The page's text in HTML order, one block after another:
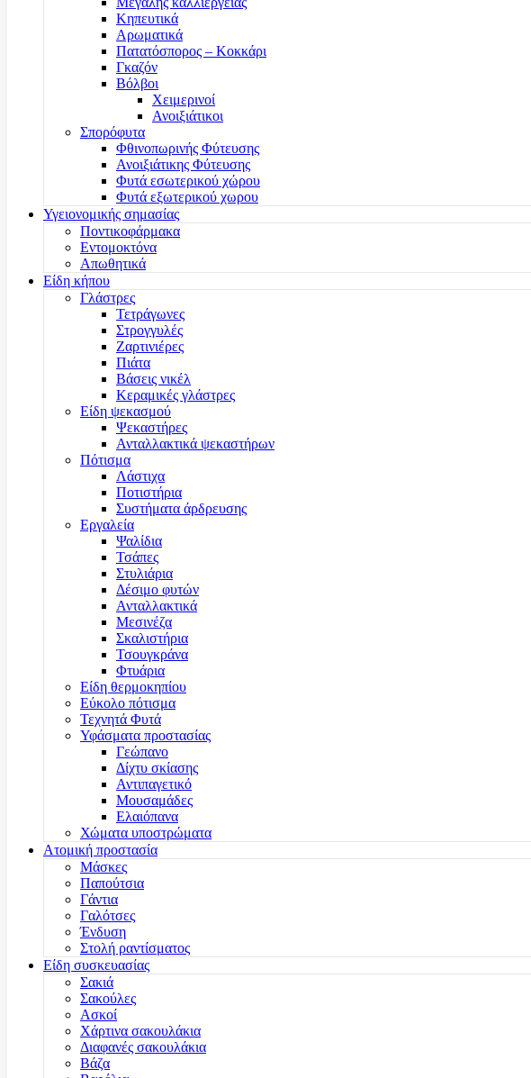
Κηπευτικά
Αρωματικά
Πατατόσπορος – Κοκκάρι
Γκαζόν
Βόλβοι
Χειμερινοί
Ανοιξιάτικοι
Σπορόφυτα
Φθινοπωρινής Φύτευσης
Ανοιξιάτικης Φύτευσης
Φυτά εσωτερικού χώρου
Φυτά εξωτερικού χωρου
Υγειονομικής σημασίας
Ποντικοφάρμακα
Εντομοκτόνα
Απωθητικά
Είδη κήπου
Γλάστρες
Τετράγωνες
Στρογγυλές
Ζαρτινιέρες
Πιάτα
Βάσεις νικέλ
Κεραμικές γλάστρες
Είδη ψεκασμού
Ψεκαστήρες
Ανταλλακτικά ψεκαστήρων
Πότισμα
Λάστιχα
Ποτιστήρια
Συστήματα άρδρευσης
Εργαλεία
Ψαλίδια
Τσάπες
Στυλιάρια
Δέσιμο φυτών
Ανταλλακτικά
Μεσινέζα
Σκαλιστήρια
Τσουγκράνα
Φτυάρια
Είδη θερμοκηπίου
Εύκολο πότισμα
Τεχνητά Φυτά
Υφάσματα προστασίας
Γεώπανο
Δίχτυ σκίασης
Αντιπαγετικό
Μουσαμάδες
Ελαιόπανα
Χώματα υποστρώματα
Ατομική προστασία
Μάσκες
Παπούτσια
Γάντια
Γαλότσες
Ένδυση
Στολή ραντίσματος
Είδη συσκευασίας
Σακιά
Σακούλες
Ασκοί
Χάρτινα σακουλάκια
Διαφανές σακουλάκια
Βάζα